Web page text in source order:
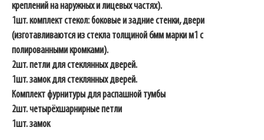
креплений на наружных и лицевых частях).
1шт. комплект стекол: боковые и задние стенки, двери
(изготавливаются из стекла толщиной 6мм марки м1 с
полированными кромками).
2шт. петли для стеклянных дверей.
1шт. замок для стеклянных дверей.
Комплект фурнитуры для распашной тумбы
2шт. четырёхшарнирные петли
1шт. замок